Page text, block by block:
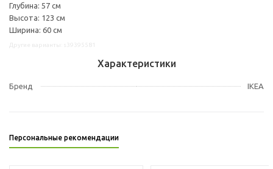
Глубина: 57 см
Высота: 123 см
Ширина: 60 см
Характеристики
Бренд IKEA
Персональные рекомендации